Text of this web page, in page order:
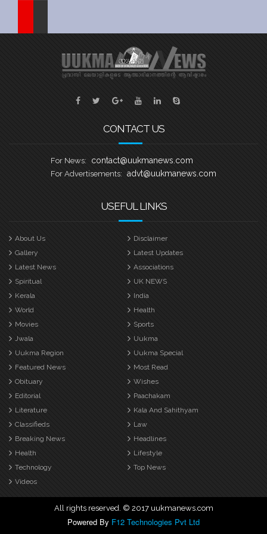
CONTACT US
For News: contact@uukmanews.com
For Advertisements: advt@uukmanews.com
USEFUL LINKS
About Us
Disclaimer
Gallery
Latest Updates
Latest News
Associations
Spiritual
UK NEWS
Kerala
India
World
Health
Movies
Sports
Jwala
Uukma
Uukma Region
Uukma Special
Featured News
Most Read
Obituary
Wishes
Editorial
Paachakam
Literature
Kala And Sahithyam
Classifieds
Law
Breaking News
Headlines
Health
Lifestyle
Technology
Top News
Videos
All rights reserved. © 2017 uukmanews.com
Powered By F12 Technologies Pvt Ltd